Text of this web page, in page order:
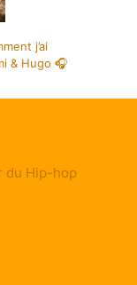
j’ai
& Hugo 🎧
du Hip-hop